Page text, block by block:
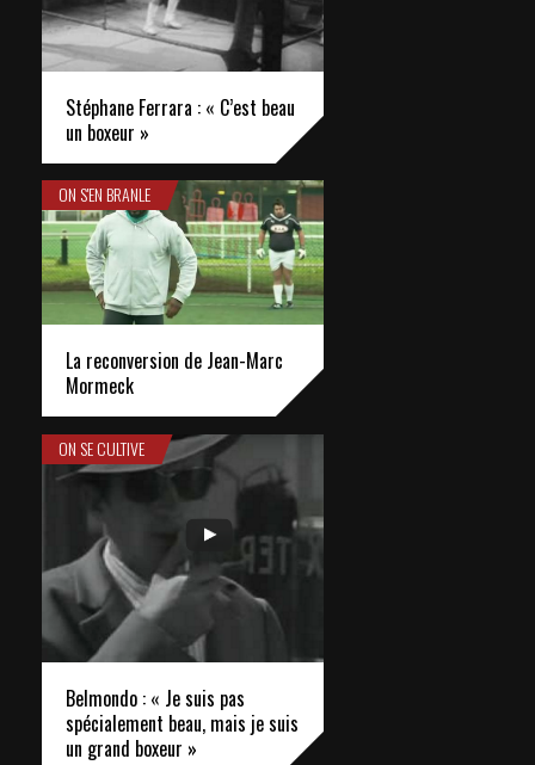
Stéphane Ferrara : « C’est beau
un boxeur »
ON S'EN BRANLE
La reconversion de Jean-Marc
Mormeck
ON SE CULTIVE
Belmondo : « Je suis pas
spécialement beau, mais je suis
un grand boxeur »